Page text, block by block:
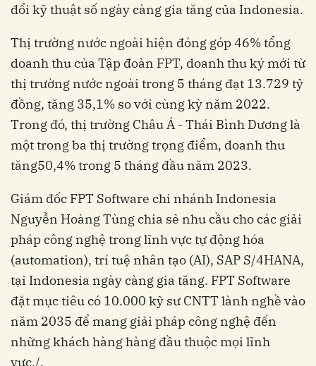
đổi kỹ thuật số ngày càng gia tăng của Indonesia.
Thị trường nước ngoài hiện đóng góp 46% tổng
doanh thu của Tập đoàn FPT, doanh thu ký mới từ
thị trường nước ngoài trong 5 tháng đạt 13.729 tỷ
đồng, tăng 35,1% so với cùng kỳ năm 2022.
Trong đó, thị trường Châu Á - Thái Bình Dương là
một trong ba thị trường trọng điểm, doanh thu
tăng50,4% trong 5 tháng đầu năm 2023.
Giám đốc FPT Software chi nhánh Indonesia
Nguyễn Hoàng Tùng chia sẻ nhu cầu cho các giải
pháp công nghệ trong lĩnh vực tự động hóa
(automation), trí tuệ nhân tạo (AI), SAP S/4HANA,
tại Indonesia ngày càng gia tăng. FPT Software
đặt mục tiêu có 10.000 kỹ sư CNTT lành nghề vào
năm 2035 để mang giải pháp công nghệ đến
những khách hàng hàng đầu thuộc mọi lĩnh
vực./.